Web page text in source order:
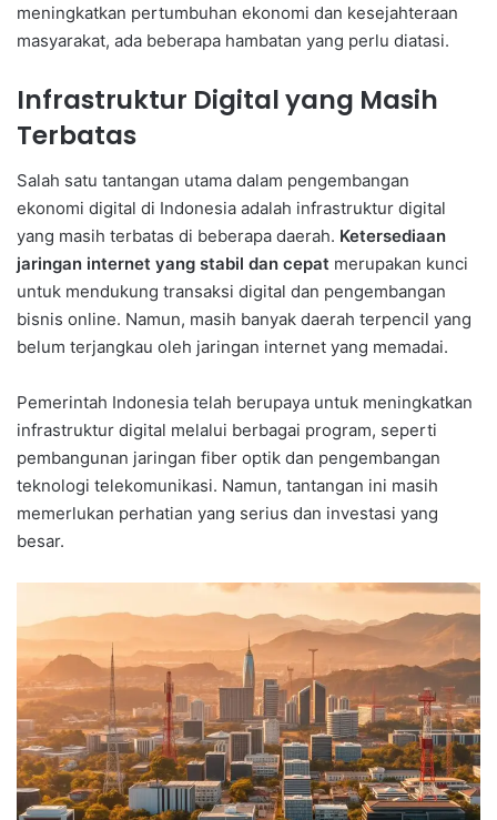
meningkatkan pertumbuhan ekonomi dan kesejahteraan
masyarakat, ada beberapa hambatan yang perlu diatasi.
Infrastruktur Digital yang Masih
Terbatas
Salah satu tantangan utama dalam pengembangan
ekonomi digital di Indonesia adalah infrastruktur digital
yang masih terbatas di beberapa daerah. Ketersediaan
jaringan internet yang stabil dan cepat merupakan kunci
untuk mendukung transaksi digital dan pengembangan
bisnis online. Namun, masih banyak daerah terpencil yang
belum terjangkau oleh jaringan internet yang memadai.
Pemerintah Indonesia telah berupaya untuk meningkatkan
infrastruktur digital melalui berbagai program, seperti
pembangunan jaringan fiber optik dan pengembangan
teknologi telekomunikasi. Namun, tantangan ini masih
memerlukan perhatian yang serius dan investasi yang
besar.